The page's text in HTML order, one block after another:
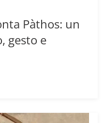
Pàthos: un
gesto e